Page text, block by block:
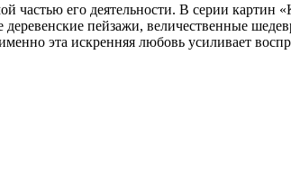
частью его деятельности. В серии картин
пейзажи, величественные
эта искренняя любовь усиливает